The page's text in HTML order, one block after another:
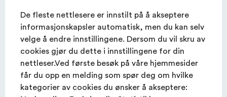
De fleste nettlesere er innstilt på å akseptere
informasjonskapsler automatisk, men du kan selv
velge å endre innstillingene. Dersom du vil skru av
cookies gjør du dette i innstillingene for din
nettleser.Ved første besøk på våre hjemmesider
får du opp en melding som spør deg om hvilke
kategorier av cookies du ønsker å akseptere: